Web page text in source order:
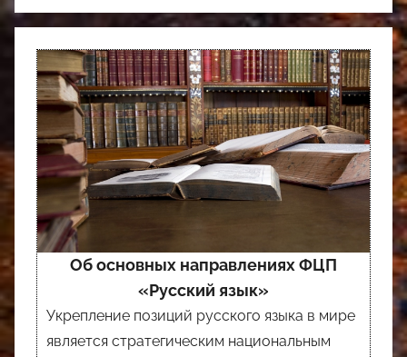
Об основных направлениях ФЦП
«Русский язык»
Укрепление позиций русского языка в мире
является стратегическим национальным